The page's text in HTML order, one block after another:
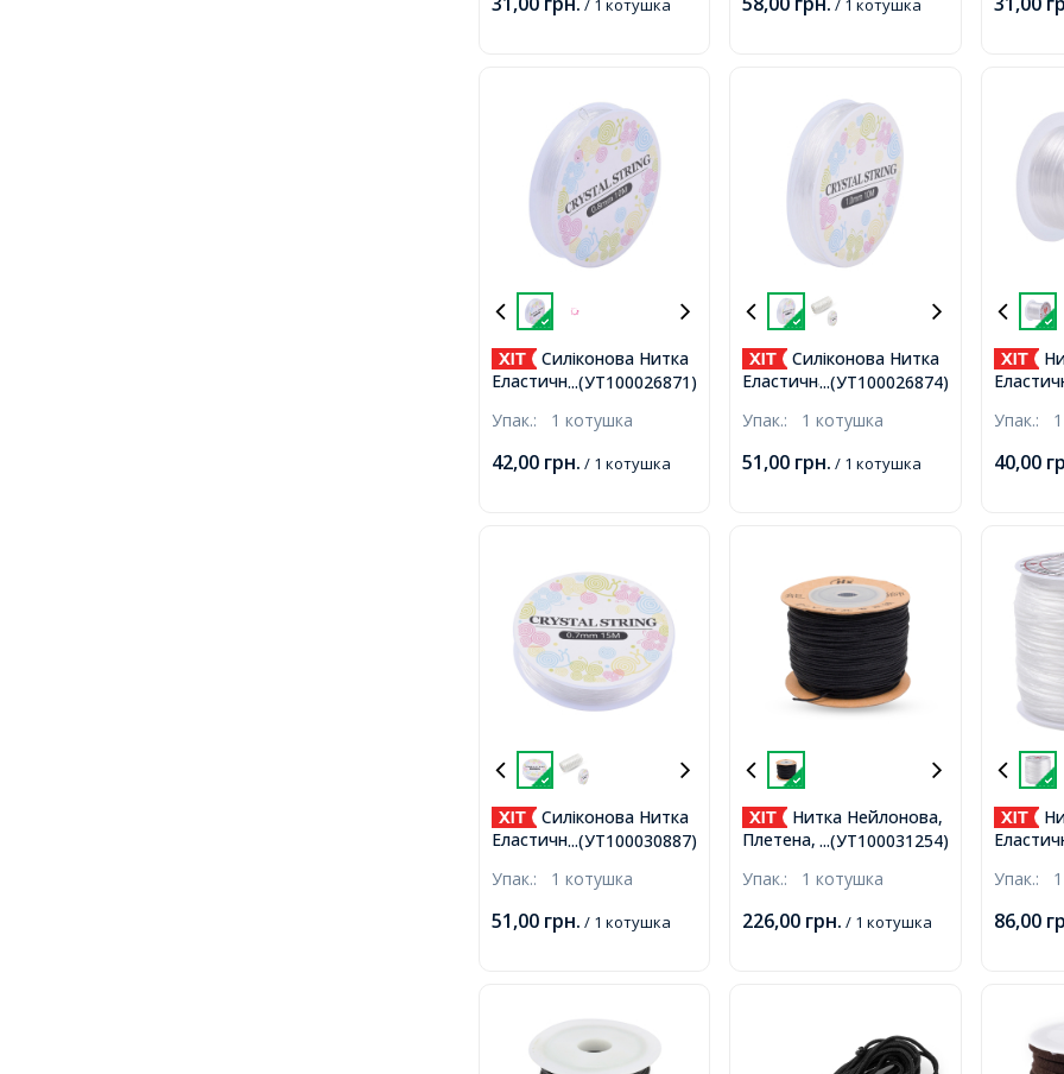
...(УТ100026871)
Силіконова Нитка
Еластична 0.8мм/10м,
Упак.: 1 котушка
42,00 грн. / 1 котушка
...(УТ100026874)
Силіконова Нитка
Еластична, Гумка,
кот,
Упак.: 1 котушка
51,00 грн. / 1 котушка
та
Упак.:
40,00
...(УТ100030887)
Силіконова Нитка
Еластична 0.7мм/15м,
Упак.: 1 котушка
51,00 грн. / 1 котушка
...(УТ100031254)
Нитка Нейлонова,
Плетена, Чорна, 0.8мм,
Упак.: 1 котушка
226,00 грн. / 1 котушка
Біла,
Упак.:
86,00